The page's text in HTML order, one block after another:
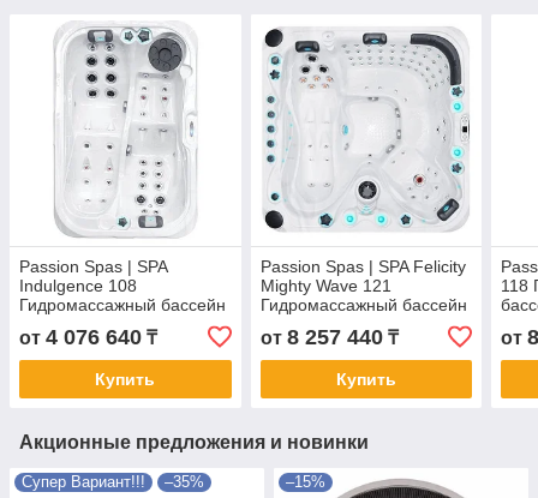
Passion Spas | SPA
Indulgence 108
Гидромассажный бассейн
Размеры 214х143х63 см
от 4 076 640 ₸
Купить
Passion Spas | SPA Felicity
Mighty Wave 121
Гидромассажный бассейн
Размеры 213х213х91 см
от 8 257 440₸
Купить
118
от
Акционные предложения и новинки
Супер Вариант!!! –35% –15%